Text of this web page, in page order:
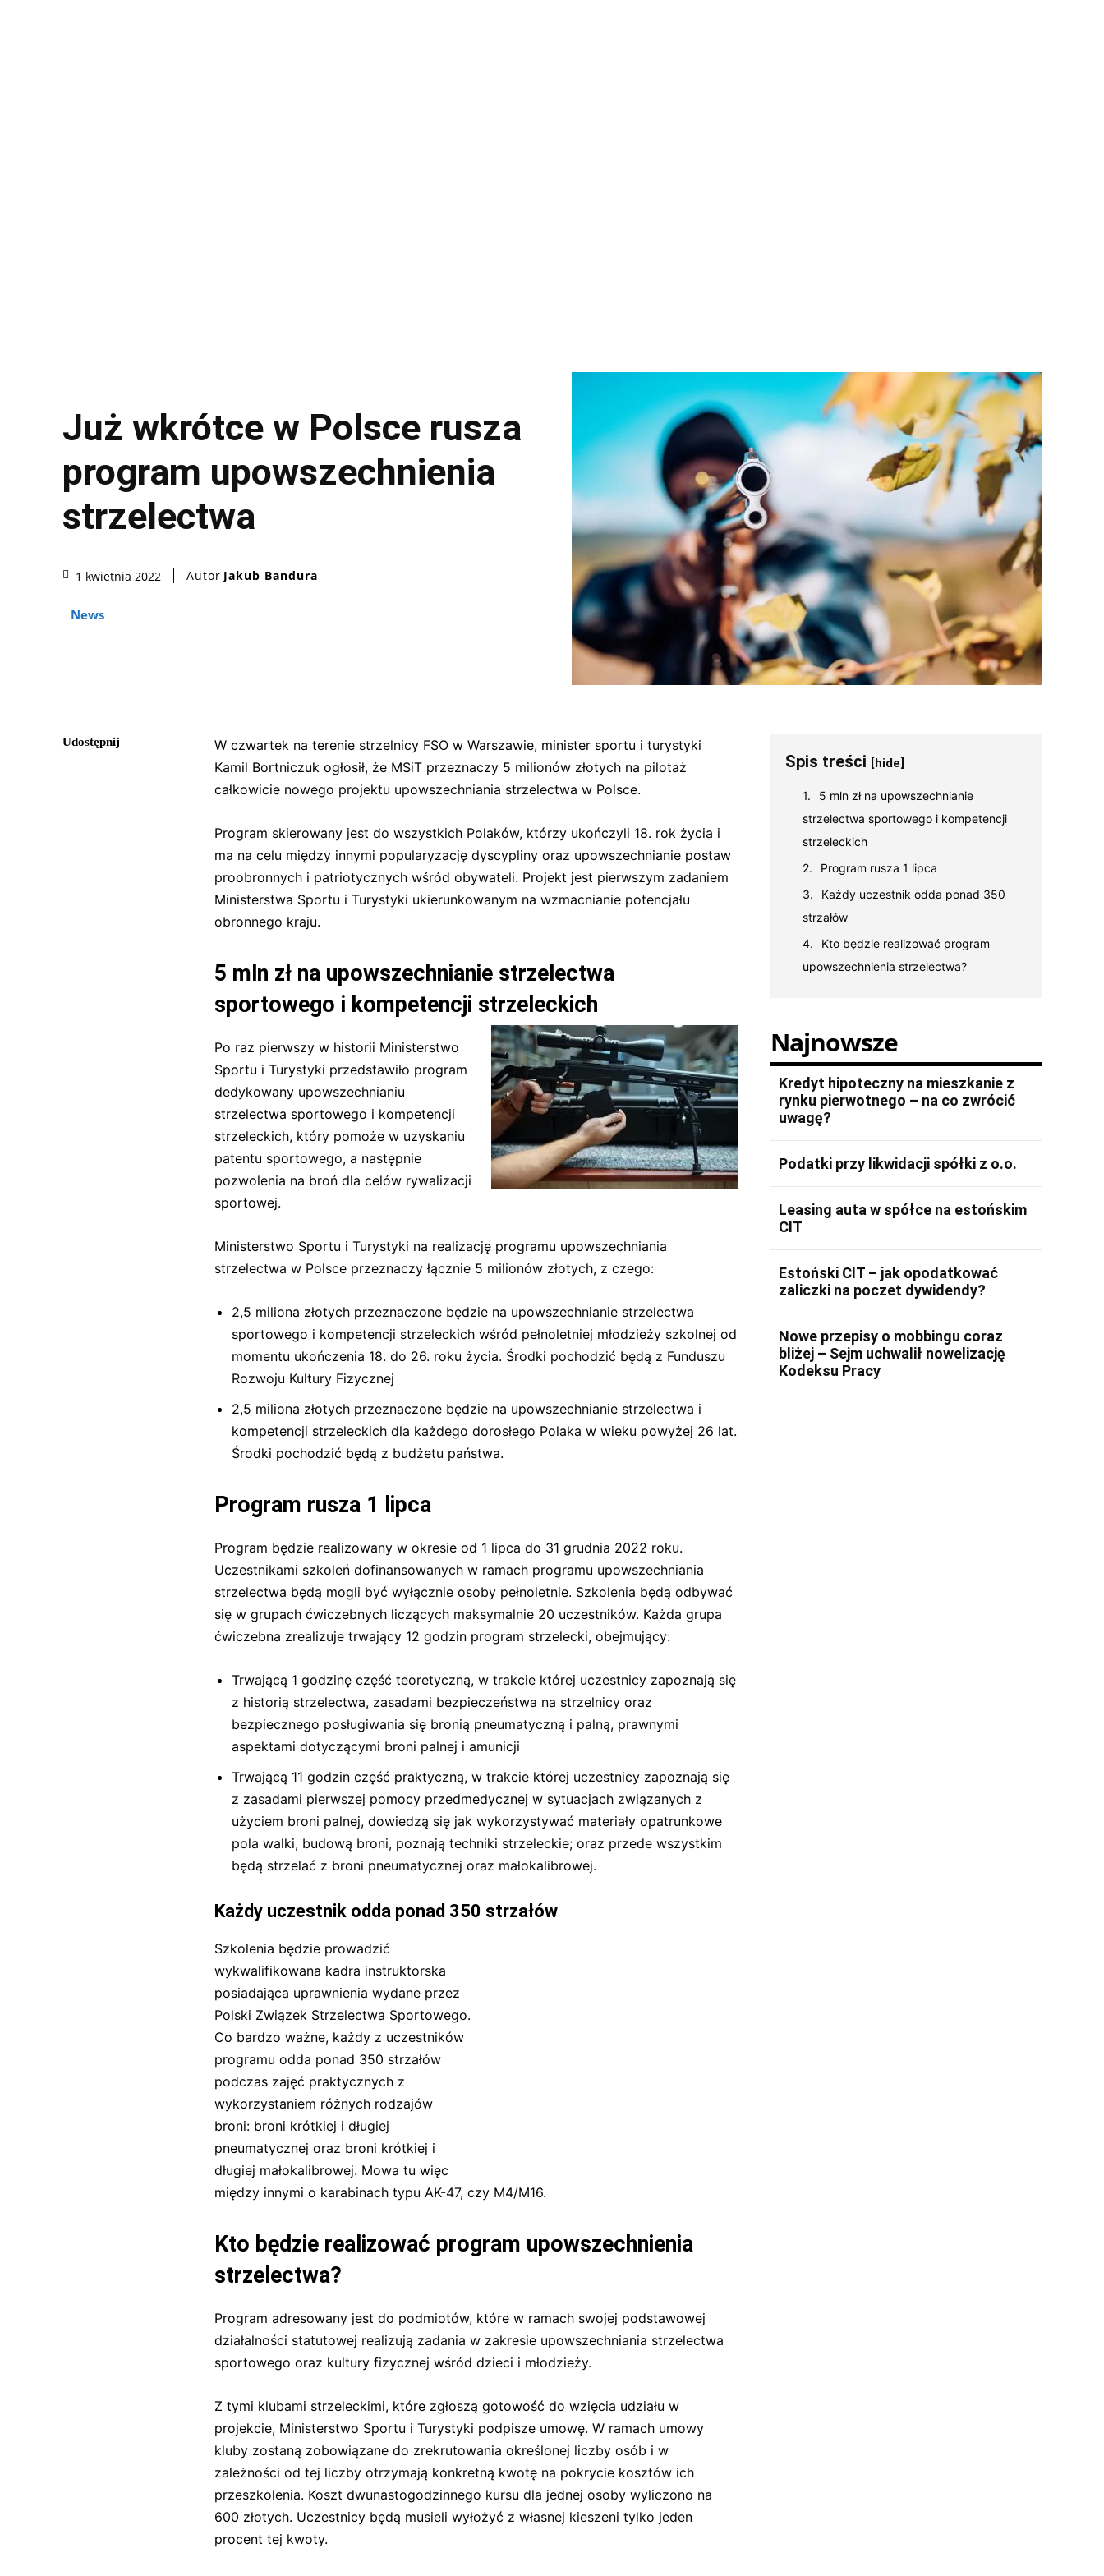
Już wkrótce w Polsce rusza
program upowszechnienia
strzelectwa
1 kwietnia 2022 Autor Jakub Bandura
News
Udostępnij
W czwartek na terenie strzelnicy FSO w Warszawie, minister sportu i turystyki
Kamil Bortniczuk ogłosił, że MSiT przeznaczy 5 milionów złotych na pilotaż
całkowicie nowego projektu upowszechniania strzelectwa w Polsce.
Program skierowany jest do wszystkich Polaków, którzy ukończyli 18. rok życia i
ma na celu między innymi popularyzację dyscypliny oraz upowszechnianie postaw
proobronnych i patriotycznych wśród obywateli. Projekt jest pierwszym zadaniem
Ministerstwa Sportu i Turystyki ukierunkowanym na wzmacnianie potencjału
obronnego kraju.
5 mln zł na upowszechnianie strzelectwa
sportowego i kompetencji strzeleckich
Po raz pierwszy w historii Ministerstwo
Sportu i Turystyki przedstawiło program
dedykowany upowszechnianiu
strzelectwa sportowego i kompetencji
strzeleckich, który pomoże w uzyskaniu
patentu sportowego, a następnie
pozwolenia na broń dla celów rywalizacji
sportowej.
Ministerstwo Sportu i Turystyki na realizację programu upowszechniania
strzelectwa w Polsce przeznaczy łącznie 5 milionów złotych, z czego:
2,5 miliona złotych przeznaczone będzie na upowszechnianie strzelectwa
sportowego i kompetencji strzeleckich wśród pełnoletniej młodzieży szkolnej od
momentu ukończenia 18. do 26. roku życia. Środki pochodzić będą z Funduszu
Rozwoju Kultury Fizycznej
2,5 miliona złotych przeznaczone będzie na upowszechnianie strzelectwa i
kompetencji strzeleckich dla każdego dorosłego Polaka w wieku powyżej 26 lat.
Środki pochodzić będą z budżetu państwa.
Program rusza 1 lipca
Program będzie realizowany w okresie od 1 lipca do 31 grudnia 2022 roku.
Uczestnikami szkoleń dofinansowanych w ramach programu upowszechniania
strzelectwa będą mogli być wyłącznie osoby pełnoletnie. Szkolenia będą odbywać
się w grupach ćwiczebnych liczących maksymalnie 20 uczestników. Każda grupa
ćwiczebna zrealizuje trwający 12 godzin program strzelecki, obejmujący:
Trwającą 1 godzinę część teoretyczną, w trakcie której uczestnicy zapoznają się
z historią strzelectwa, zasadami bezpieczeństwa na strzelnicy oraz
bezpiecznego posługiwania się bronią pneumatyczną i palną, prawnymi
aspektami dotyczącymi broni palnej i amunicji
Trwającą 11 godzin część praktyczną, w trakcie której uczestnicy zapoznają się
z zasadami pierwszej pomocy przedmedycznej w sytuacjach związanych z
użyciem broni palnej, dowiedzą się jak wykorzystywać materiały opatrunkowe
pola walki, budową broni, poznają techniki strzeleckie; oraz przede wszystkim
będą strzelać z broni pneumatycznej oraz małokalibrowej.
Każdy uczestnik odda ponad 350 strzałów
Szkolenia będzie prowadzić
wykwalifikowana kadra instruktorska
posiadająca uprawnienia wydane przez
Polski Związek Strzelectwa Sportowego.
Co bardzo ważne, każdy z uczestników
programu odda ponad 350 strzałów
podczas zajęć praktycznych z
wykorzystaniem różnych rodzajów
broni: broni krótkiej i długiej
pneumatycznej oraz broni krótkiej i
długiej małokalibrowej. Mowa tu więc
między innymi o karabinach typu AK-47, czy M4/M16.
Kto będzie realizować program upowszechnienia
strzelectwa?
Program adresowany jest do podmiotów, które w ramach swojej podstawowej
działalności statutowej realizują zadania w zakresie upowszechniania strzelectwa
sportowego oraz kultury fizycznej wśród dzieci i młodzieży.
Z tymi klubami strzeleckimi, które zgłoszą gotowość do wzięcia udziału w
projekcie, Ministerstwo Sportu i Turystyki podpisze umowę. W ramach umowy
kluby zostaną zobowiązane do zrekrutowania określonej liczby osób i w
zależności od tej liczby otrzymają konkretną kwotę na pokrycie kosztów ich
przeszkolenia. Koszt dwunastogodzinnego kursu dla jednej osoby wyliczono na
600 złotych. Uczestnicy będą musieli wyłożyć z własnej kieszeni tylko jeden
procent tej kwoty.
Spis treści [hide]
5 mln zł na upowszechnianie
strzelectwa sportowego i kompetencji
strzeleckich
Program rusza 1 lipca
Każdy uczestnik odda ponad 350
strzałów
Kto będzie realizować program
upowszechnienia strzelectwa?
Najnowsze
Kredyt hipoteczny na mieszkanie z
rynku pierwotnego – na co zwrócić
uwagę?
Podatki przy likwidacji spółki z o.o.
Leasing auta w spółce na estońskim
CIT
Estoński CIT – jak opodatkować
zaliczki na poczet dywidendy?
Nowe przepisy o mobbingu coraz
bliżej – Sejm uchwalił nowelizację
Kodeksu Pracy